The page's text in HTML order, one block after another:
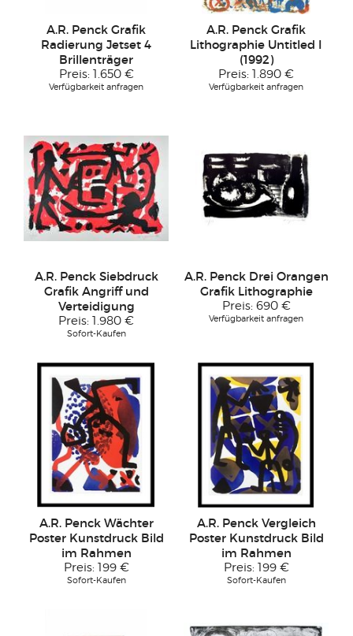
A.R. Penck Grafik
Radierung Jetset 4
Brillenträger
Preis: 1.650 €
Verfügbarkeit anfragen
A.R. Penck Grafik
Lithographie Untitled I
(1992)
Preis: 1.890 €
Verfügbarkeit anfragen
A.R. Penck Siebdruck
Grafik Angriff und
Verteidigung
Preis: 1.980 €
Sofort-Kaufen
A.R. Penck Drei Orangen
Grafik Lithographie
Preis: 690 €
Verfügbarkeit anfragen
A.R. Penck Wächter
Poster Kunstdruck Bild
im Rahmen
Preis: 199 €
Sofort-Kaufen
A.R. Penck Vergleich
Poster Kunstdruck Bild
im Rahmen
Preis: 199 €
Sofort-Kaufen